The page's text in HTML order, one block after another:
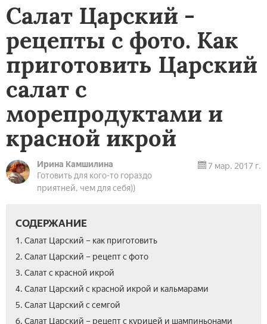
Салат Царский -
рецепты с фото. Как
приготовить Царский
салат с
морепродуктами и
красной икрой
Ирина Камшилина
Готовить для кого-то гораздо
приятней, чем для себя))
7 мар. 2017 г.
СОДЕРЖАНИЕ
1. Салат Царский – как приготовить
2. Салат Царский – рецепт с фото
3. Салат с красной икрой
4. Салат Царский с красной икрой и кальмарами
5. Салат Царский с семгой
6. Салат Царский – рецепт с курицей и шампиньонами